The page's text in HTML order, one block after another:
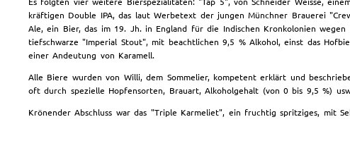
kräftigen Double IPA, das laut Werbetext der jungen Münchner Brauerei
Ale, ein Bier, das im 19. Jh. in England für die Indischen Kronkolonien
tiefschwarze "Imperial Stout", mit beachtlichen 9,5 % Alkohol, einst das
einer Andeutung von Karamell.
Alle Biere wurden von Willi, dem Sommelier, kompetent erklärt und
oft durch spezielle Hopfensorten, Brauart, Alkoholgehalt (von 0 bis 9,5 %)
Krönender Abschluss war das "Triple Karmeliet", ein fruchtig spritziges, mit